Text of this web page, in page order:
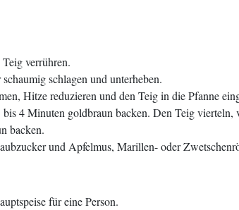
verrühren.
schlagen und unterheben.
Hitze reduzieren und den Teig in die Pfanne
4 Minuten goldbraun backen. Den Teig
backen.
und Apfelmus, Marillen- oder
für eine Person.